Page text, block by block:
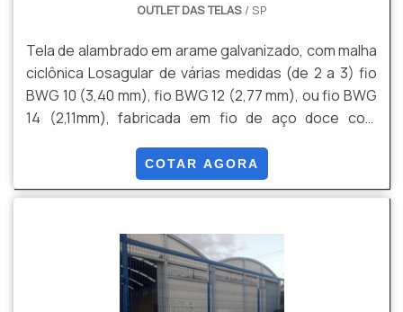
OUTLET DAS TELAS/ SP
Tela de alambrado em arame galvanizado, com malha
ciclônica Losagular de várias medidas (de 2 a 3) fio
BWG 10 (3,40 mm), fio BWG 12 (2,77 mm), ou fio BWG
14 (2,11mm), fabricada em fio de aço doce com
acordo com a NBR 5589, galvanizado por imersão em
banho de zinco antes de tecer a malha, com uma
NBR 6331, com acabamento lateral de pontas
COTAR AGORA